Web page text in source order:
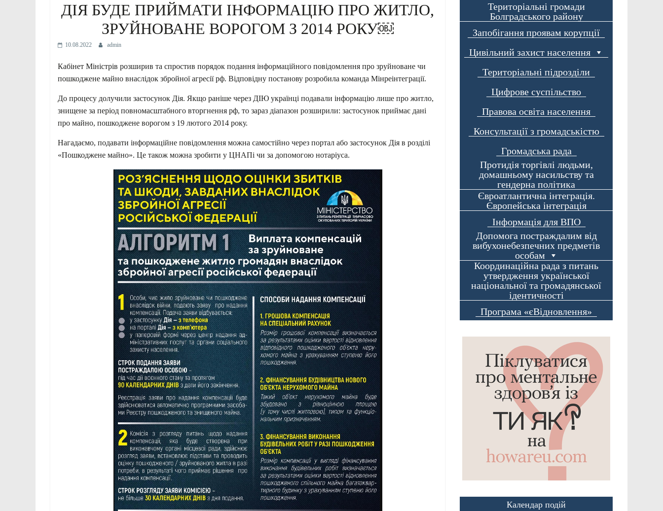
ДІЯ БУДЕ ПРИЙМАТИ ІНФОРМАЦІЮ ПРО ЖИТЛО,
ЗРУЙНОВАНЕ ВОРОГОМ З 2014 РОКУ￼
10.08.2022 admin
Кабінет Міністрів розширив та спростив порядок подання інформаційного повідомлення про зруйноване чи
пошкоджене майно внаслідок збройної агресії рф. Відповідну постанову розробила команда Мінреінтеграції.
До процесу долучили застосунок Дія. Якщо раніше через ДІЮ українці подавали інформацію лише про житло,
знищене за період повномасштабного вторгнення рф, то зараз діапазон розширили: застосунок приймає дані
про майно, пошкоджене ворогом з 19 лютого 2014 року.
Нагадаємо, подавати інформаційне повідомлення можна самостійно через портал або застосунок Дія в розділі
«Пошкоджене майно». Це також можна зробити у ЦНАПі чи за допомогою нотаріуса.
Територіальні громади
Болградського району
Запобігання проявам корупції
Цивільний захист населення
Територіальні підрозділи
Цифрове суспільство
Правова освіта населення
Консультації з громадськістю
Громадська рада
Протидія торгівлі людьми,
домашньому насильству та
гендерна політика
Євроатлантична інтеграція.
Європейська інтеграція
Інформація для ВПО
Допомога постраждалим від
вибухонебезпечних предметів
особам
Координаційна рада з питань
утвердження української
національної та громадянської
ідентичності
Програма «єВідновлення»
Календар подій